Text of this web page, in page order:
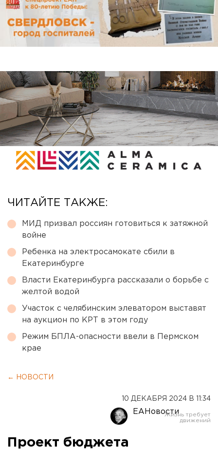
ЧИТАЙТЕ ТАКЖЕ:
МИД призвал россиян готовиться к затяжной
войне
Ребенка на электросамокате сбили в
Екатеринбурге
Власти Екатеринбурга рассказали о борьбе с
желтой водой
Участок с челябинским элеватором выставят
на аукцион по КРТ в этом году
Режим БПЛА-опасности ввели в Пермском
крае
← НОВОСТИ
10 ДЕКАБРЯ 2024 В 11:34
ЕАНовости
Проект бюджета